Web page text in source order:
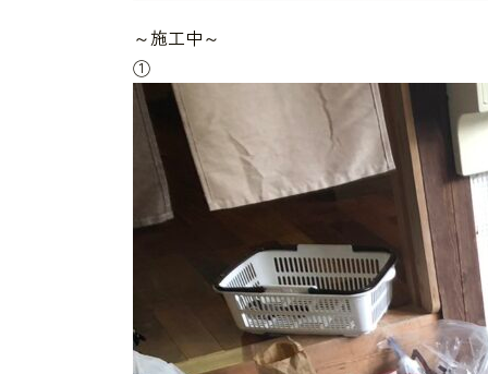
～施工中～
①